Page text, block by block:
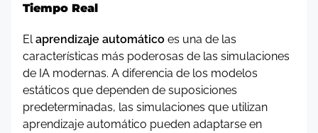
Tiempo Real
Elaprendizaje automático es una de las
características más poderosas de las simulaciones
de IA modernas. A diferencia de los modelos
estáticos que dependen de suposiciones
predeterminadas, las simulaciones que utilizan
aprendizaje automático pueden adaptarse en